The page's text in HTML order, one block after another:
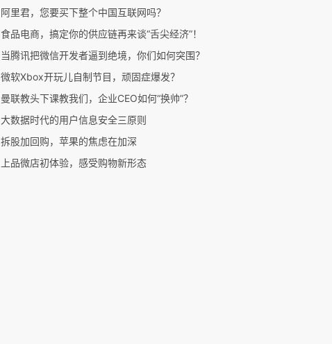
阿里君，您要买下整个中国互联网吗？
食品电商，搞定你的供应链再来谈“舌尖经济”！
当腾讯把微信开发者逼到绝境，你们如何突围？
微软Xbox开玩儿自制节目，顽固症爆发？
曼联教头下课教我们，企业CEO如何“换帅”？
大数据时代的用户信息安全三原则
拆股加回购，苹果的焦虑在加深
上品微店初体验，感受购物新形态